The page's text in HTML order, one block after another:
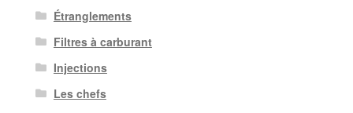
Étranglements
Filtres à carburant
Injections
Les chefs